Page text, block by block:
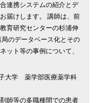
連携システムの紹介とデ
届けします。 講師は、前
育研究センターの杉浦伸
のデータベース化とその
ット等の事例について、
大学 薬学部医療薬学科
師等の多職種間での患者